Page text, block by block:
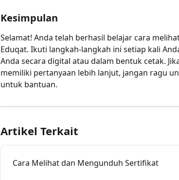
Kesimpulan
Selamat! Anda telah berhasil belajar cara
Eduqat. Ikuti langkah-langkah ini setiap kali
Anda secara digital atau dalam bentuk cetak.
memiliki pertanyaan lebih lanjut, jangan ragu
untuk bantuan.
Artikel Terkait
Cara Melihat dan Mengunduh Sertifikat